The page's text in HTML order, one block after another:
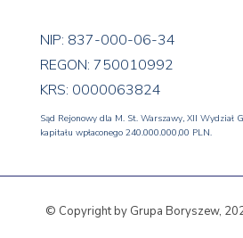
NIP: 837-000-06-34
REGON: 750010992
KRS: 0000063824
Sąd Rejonowy dla M. St. Warszawy, XII Wydział
kapitału wpłaconego 240.000.000,00 PLN.
© Copyright by Grupa Boryszew,